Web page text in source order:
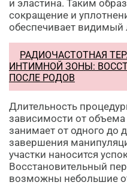
и эластина. Таким
сокращение и
обеспечивает видимый
РАДИОЧАСТОТНАЯ
ИНТИМНОЙ ЗОНЫ:
ПОСЛЕ РОДОВ
Длительность
зависимости от
занимает от одного до
завершения
участки наносится
Восстановительный
возможны небольшие